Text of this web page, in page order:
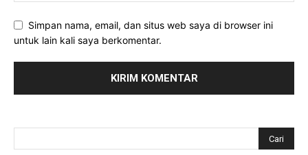
Simpan nama, email, dan situs web saya di browser ini
untuk lain kali saya berkomentar.